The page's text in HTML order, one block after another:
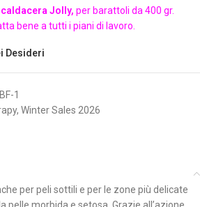
Jolly, per barattoli da 400 gr.
bene a tutti i piani di lavoro.
Desideri
1
, Winter Sales 2026
per peli sottili e per le zone più delicate